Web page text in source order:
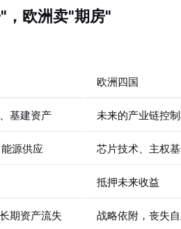
，欧洲卖"期房"
欧洲四国
基建资产 未来的产业链控
源供应 芯片技术、主权
抵押未来收益
期资产流失 战略依附，丧失